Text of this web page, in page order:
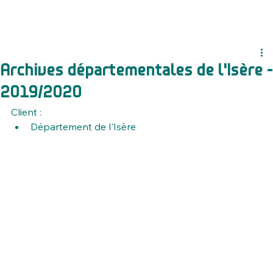
Archives départementales de l'Isère -
2019/2020
Client :
Département de l'Isère